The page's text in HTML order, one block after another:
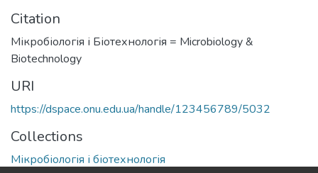
Citation
Мікробіологія і Біотехнологія = Microbiology &
Biotechnology
URI
https://dspace.onu.edu.ua/handle/123456789/5032
Collections
Мікробіологія і біотехнологія